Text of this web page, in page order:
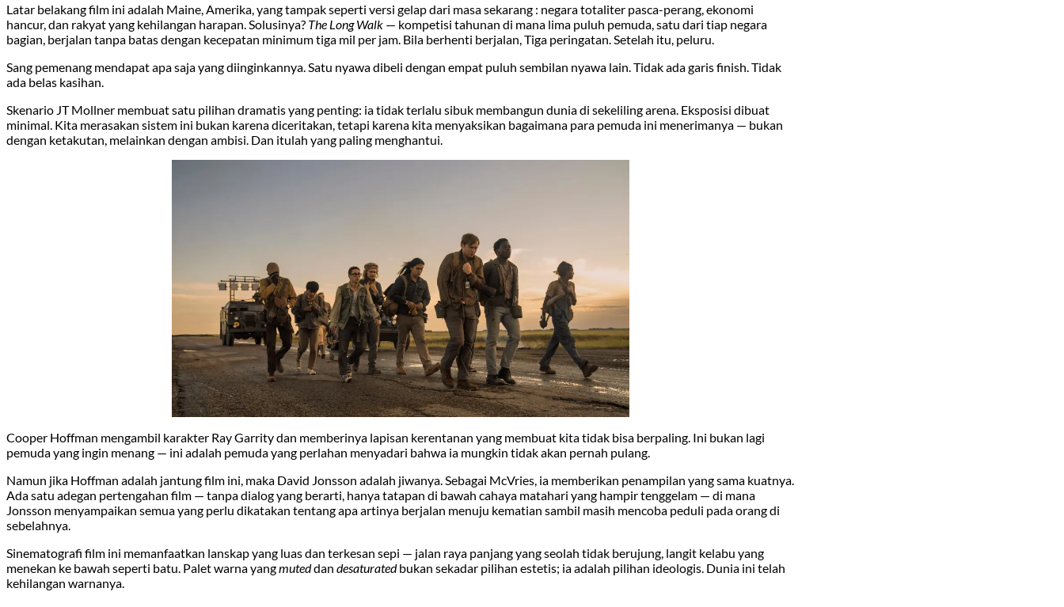
Latar belakang film ini adalah Maine, Amerika, yang tampak seperti versi gelap dari masa sekarang : negara totaliter pasca-perang, ekonomi
hancur, dan rakyat yang kehilangan harapan. Solusinya? The Long Walk — kompetisi tahunan di mana lima puluh pemuda, satu dari tiap negara
bagian, berjalan tanpa batas dengan kecepatan minimum tiga mil per jam. Bila berhenti berjalan, Tiga peringatan. Setelah itu, peluru.
Sang pemenang mendapat apa saja yang diinginkannya. Satu nyawa dibeli dengan empat puluh sembilan nyawa lain. Tidak ada garis finish. Tidak
ada belas kasihan.
Skenario JT Mollner membuat satu pilihan dramatis yang penting: ia tidak terlalu sibuk membangun dunia di sekeliling arena. Eksposisi dibuat
minimal. Kita merasakan sistem ini bukan karena diceritakan, tetapi karena kita menyaksikan bagaimana para pemuda ini menerimanya — bukan
dengan ketakutan, melainkan dengan ambisi. Dan itulah yang paling menghantui.
Cooper Hoffman mengambil karakter Ray Garrity dan memberinya lapisan kerentanan yang membuat kita tidak bisa berpaling. Ini bukan lagi
pemuda yang ingin menang — ini adalah pemuda yang perlahan menyadari bahwa ia mungkin tidak akan pernah pulang.
Namun jika Hoffman adalah jantung film ini, maka David Jonsson adalah jiwanya. Sebagai McVries, ia memberikan penampilan yang sama kuatnya.
Ada satu adegan pertengahan film — tanpa dialog yang berarti, hanya tatapan di bawah cahaya matahari yang hampir tenggelam — di mana
Jonsson menyampaikan semua yang perlu dikatakan tentang apa artinya berjalan menuju kematian sambil masih mencoba peduli pada orang di
sebelahnya.
Sinematografi film ini memanfaatkan lanskap yang luas dan terkesan sepi — jalan raya panjang yang seolah tidak berujung, langit kelabu yang
menekan ke bawah seperti batu. Palet warna yangmuteddan desaturatedbukan sekadar pilihan estetis; ia adalah pilihan ideologis. Dunia ini telah
kehilangan warnanya.